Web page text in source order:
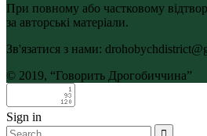
При повному або частковому
за авторські матеріали.
Зв'язатися з нами:
© 2019, “Говорить Дрогобиччина”
Sign in